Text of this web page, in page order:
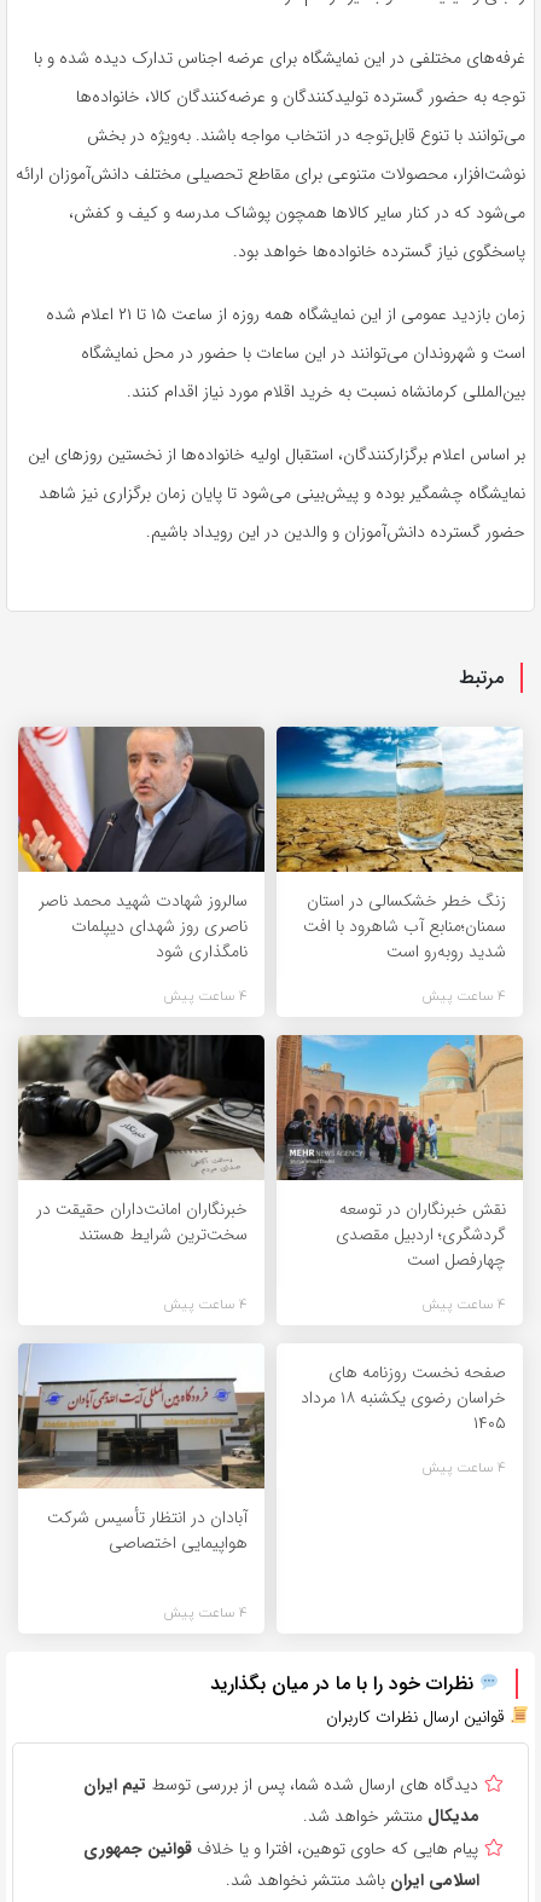
غرفه‌های مختلفی در این نمایشگاه برای عرضه اجناس تدارک دیده شده و با
توجه به حضور گسترده تولیدکنندگان و عرضه‌کنندگان کالا، خانواده‌ها
می‌توانند با تنوع قابل‌توجه در انتخاب مواجه باشند. به‌ویژه در بخش
نوشت‌افزار، محصولات متنوعی برای مقاطع تحصیلی مختلف دانش‌آموزان ارائه
می‌شود که در کنار سایر کالاها همچون پوشاک مدرسه و کیف و کفش،
پاسخگوی نیاز گسترده خانواده‌ها خواهد بود.
زمان بازدید عمومی از این نمایشگاه همه روزه از ساعت ۱۵ تا ۲۱ اعلام شده
است و شهروندان می‌توانند در این ساعات با حضور در محل نمایشگاه
بین‌المللی کرمانشاه نسبت به خرید اقلام مورد نیاز اقدام کنند.
بر اساس اعلام برگزارکنندگان، استقبال اولیه خانواده‌ها از نخستین روزهای این
نمایشگاه چشمگیر بوده و پیش‌بینی می‌شود تا پایان زمان برگزاری نیز شاهد
حضور گسترده دانش‌آموزان و والدین در این رویداد باشیم.
مرتبط
زنگ خطر خشکسالی در استان
سمنان؛منابع آب شاهرود با افت
شدید روبه‌رو است
4 ساعت پیش
سالروز شهادت شهید محمد ناصر
ناصری روز شهدای دیپلمات
نامگذاری شود
4 ساعت پیش
نقش خبرنگاران در توسعه
گردشگری؛ اردبیل مقصدی
چهارفصل است
4 ساعت پیش
خبرنگاران امانت‌داران حقیقت در
سخت‌ترین شرایط هستند
4 ساعت پیش
صفحه نخست روزنامه های
خراسان رضوی یکشنبه ۱۸ مرداد
۱۴۰۵
4 ساعت پیش
آبادان در انتظار تأسیس شرکت
هواپیمایی اختصاصی
4 ساعت پیش
نظرات خود را با ما در میان بگذارید
قوانین ارسال نظرات کاربران
دیدگاه های ارسال شده شما، پس از بررسی توسط تیم ایران
مدیکال منتشر خواهد شد.
پیام هایی که حاوی توهین، افترا و یا خلاف قوانین جمهوری
اسلامی ایران باشد منتشر نخواهد شد.